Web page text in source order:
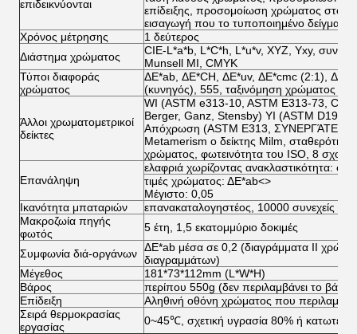
επιδεικνύονται
επίδειξης, προσομοίωση χρώματος
εισαγωγή που το τυποποιημένο δείγμα,
Χρόνος μέτρησης
1 δεύτερος
Διάστημα χρώματος
CIE-L*a*b, L*C*h, L*u*v, XYZ, Yxy,
Munsell MI, CMYK
Τύποι διαφοράς
χρώματος
ΔE*ab, ΔE*CH, ΔE*uv, ΔE*cmc (2:1),
(κυνηγός), 555, ταξινόμηση χρώματος
Άλλοι χρωματομετρικοί
δείκτες
WI (ASTM e313-10, ASTM E313-73, CIE/
Berger, Ganz, Stensby) YI (ASTM
Απόχρωση (ASTM E313, ΣΥΝΕΡΓΆΤΕΣ,
Metamerism ο δείκτης Milm,
χρώματος, φωτεινότητα του ISO, 8
Επανάληψη
ελαφριά χωρίζοντας ανακλαστικότητα:
τιμές χρώματος: ΔE*ab<>
Μέγιστο: 0,05
Ικανότητα μπαταριών
επανακαταλογηστέος, 10000 συνεχείς
Μακροζωία πηγής
φωτός
5 έτη, 1,5 εκατομμύριο δοκιμές
Συμφωνία διά-οργάνων ΔE*ab μέσα σε 0,2 (διαγράμματα ΙΙ
διαγραμμάτων)
Μέγεθος
181*73*112mm (L*W*H)
Βάρος
περίπου 550g (δεν περιλαμβάνει το
Επίδειξη
Αληθινή οθόνη χρώματος που
Σειρά θερμοκρασίας
εργασίας
0~45℃, σχετική υγρασία 80% ή